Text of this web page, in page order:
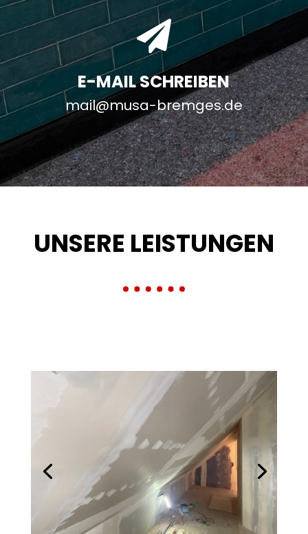

E-MAIL SCHREIBEN
mail@musa-bremges.de
UNSERE LEISTUNGEN